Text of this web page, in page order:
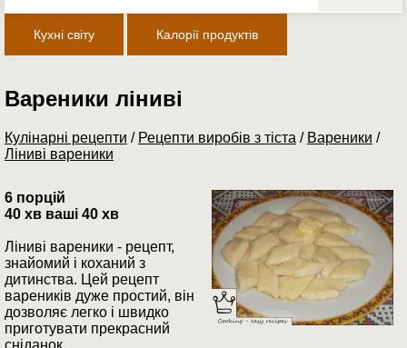
Кухні світу Калорії продуктів
Вареники ліниві
Кулінарні рецепти / Рецепти виробів з тіста / Вареники /
Ліниві вареники
6 порцій
40 хв ваші 40 хв
Ліниві вареники - рецепт,
знайомий і коханий з
дитинства. Цей рецепт
вареників дуже простий, він
дозволяє легко і швидко
приготувати прекрасний